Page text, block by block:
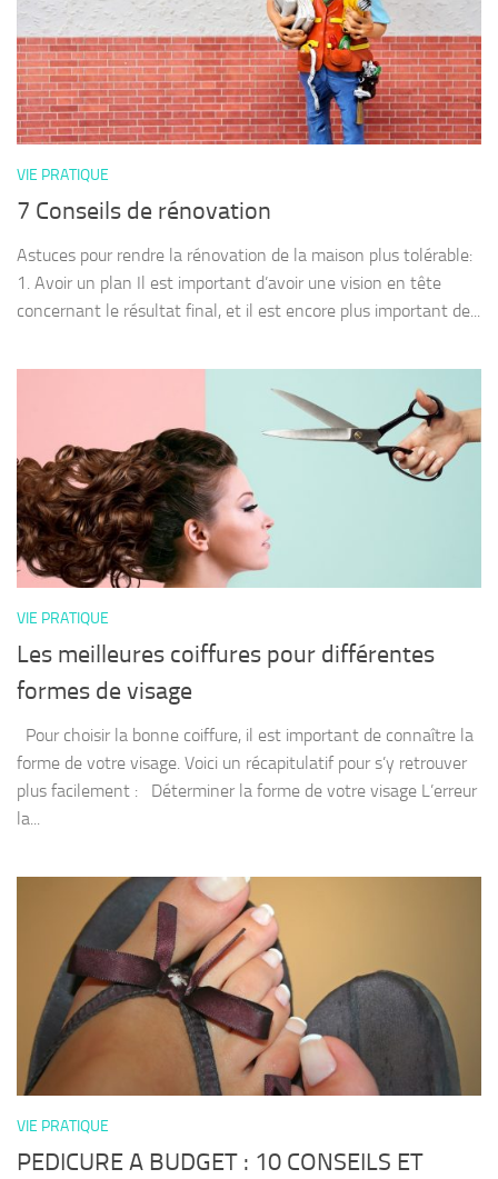
VIE PRATIQUE
7 Conseils de rénovation
Astuces pour rendre la rénovation de la maison plus tolérable:
1. Avoir un plan Il est important d’avoir une vision en tête
concernant le résultat final, et il est encore plus important de...
VIE PRATIQUE
Les meilleures coiffures pour différentes
formes de visage
Pour choisir la bonne coiffure, il est important de connaître la
forme de votre visage. Voici un récapitulatif pour s’y retrouver
plus facilement : Déterminer la forme de votre visage L’erreur
la...
VIE PRATIQUE
PEDICURE A BUDGET : 10 CONSEILS ET